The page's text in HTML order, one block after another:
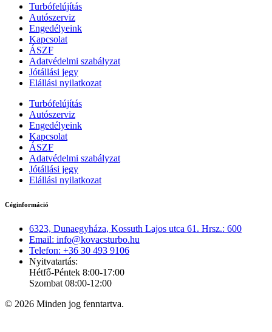
Turbófelújítás
Autószerviz
Engedélyeink
Kapcsolat
ÁSZF
Adatvédelmi szabályzat
Jótállási jegy
Elállási nyilatkozat
Turbófelújítás
Autószerviz
Engedélyeink
Kapcsolat
ÁSZF
Adatvédelmi szabályzat
Jótállási jegy
Elállási nyilatkozat
Céginformáció
6323, Dunaegyháza, Kossuth Lajos utca 61. Hrsz.: 600
Email: info@kovacsturbo.hu
Telefon: +36 30 493 9106
Nyitvatartás:
Hétfő-Péntek 8:00-17:00
Szombat 08:00-12:00
© 2026 Minden jog fenntartva.